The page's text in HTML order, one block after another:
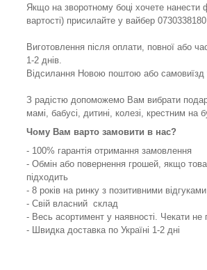
Якщо на зворотному боці хочете нанести
вартості) присилайте у вайбер 0730338180
Виготовлення після оплати, повної або
1-2 днів.
Відсилання Новою поштою або самовиїзд
З радістю допоможемо Вам вибрати
мамі, бабусі, дитині, колезі, крестним на
Чому Вам варто замовити в нас?
- 100% гарантія отримання замовлення
- Обмін або повернення грошей, якщо
підходить
- 8 років на ринку з позитивними відгуками
- Свій власний склад
- Весь асортимент у наявності. Чекати не
- Швидка доставка по Україні 1-2 дні